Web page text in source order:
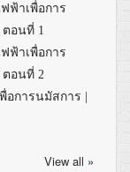
ฟฟ้าเพื่อการ
ตอนที่ 1
ฟฟ้าเพื่อการ
ตอนที่ 2
อการนมัสการ |
View all »